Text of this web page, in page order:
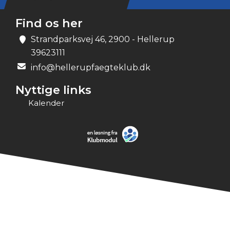
Find os her
Strandparksvej 46, 2900 - Hellerup
39623111
info@hellerupfaegteklub.dk
Nyttige links
Kalender